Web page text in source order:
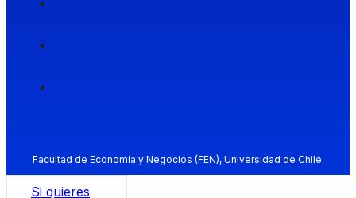
Facultad de Economía y Negocios (FEN), Universidad de Chile.
Si quieres